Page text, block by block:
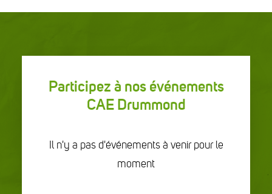
Participez à nos événements
CAE Drummond
Il n'y a pas d'événements à venir pour le
moment